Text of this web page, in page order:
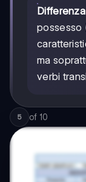
possesso
ma
verbi
5 of 10